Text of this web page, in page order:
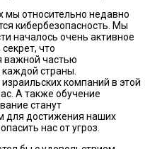
мы относительно недавно
кибербезопасность. Мы
началось очень активное
что
важной частью
страны.
компаний в этой
А также обучение
станут
для достижения наших
нас от угроз.